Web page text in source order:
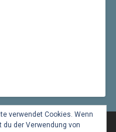
verwendet Cookies. Wenn
der Verwendung von